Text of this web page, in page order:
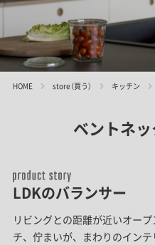
HOME store（買う） キッチン
ベントネ
LDKのバランサー
リビングとの距離が近いオー
チ、佇まいが、まわりのイン